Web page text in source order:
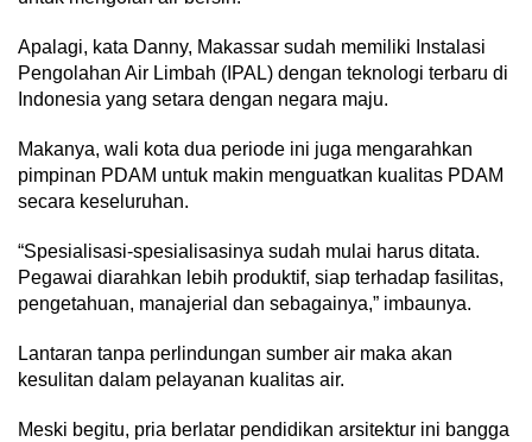
Apalagi, kata Danny, Makassar sudah memiliki Instalasi
Pengolahan Air Limbah (IPAL) dengan teknologi terbaru di
Indonesia yang setara dengan negara maju.
Makanya, wali kota dua periode ini juga mengarahkan
pimpinan PDAM untuk makin menguatkan kualitas PDAM
secara keseluruhan.
“Spesialisasi-spesialisasinya sudah mulai harus ditata.
Pegawai diarahkan lebih produktif, siap terhadap fasilitas,
pengetahuan, manajerial dan sebagainya,” imbaunya.
Lantaran tanpa perlindungan sumber air maka akan
kesulitan dalam pelayanan kualitas air.
Meski begitu, pria berlatar pendidikan arsitektur ini bangga